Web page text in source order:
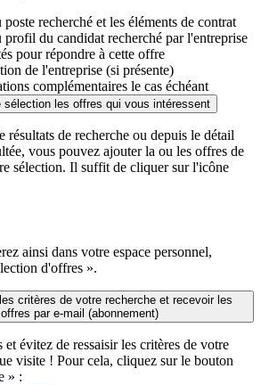
recherché et les éléments de contrat
profil du candidat recherché par l'entreprise
pour répondre à cette offre
de l'entreprise (si présente)
complémentaires le cas échéant
sélection les offres qui vous intéressent
résultats de recherche ou depuis le détail
vous pouvez ajouter la ou les offres de
sélection. Il suffit de cliquer sur l'icône
ainsi dans votre espace personnel,
d'offres ».
critères de votre recherche et recevoir les
offres par e-mail (abonnement)
et évitez de ressaisir les critères de votre
visite ! Pour cela, cliquez sur le bouton
» :